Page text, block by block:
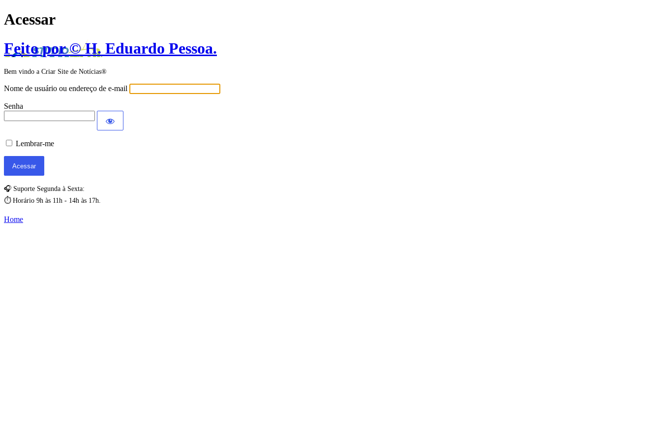
Acessar
Feito por © H. Eduardo Pessoa.
Bem vindo a Criar Site de Notícias®
Nome de usuário ou endereço de e-mail
Senha
Lembrar-me
🎧 Suporte Segunda à Sexta:
⏱️ Horário 9h às 11h - 14h às 17h.
Home